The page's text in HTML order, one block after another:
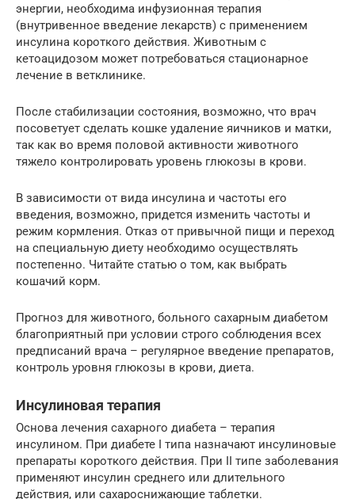
энергии, необходима инфузионная терапия
(внутривенное введение лекарств) с применением
инсулина короткого действия. Животным с
кетоацидозом может потребоваться стационарное
лечение в ветклинике.
После стабилизации состояния, возможно, что врач
посоветует сделать кошке удаление яичников и матки,
так как во время половой активности животного
тяжело контролировать уровень глюкозы в крови.
В зависимости от вида инсулина и частоты его
введения, возможно, придется изменить частоты и
режим кормления. Отказ от привычной пищи и переход
на специальную диету необходимо осуществлять
постепенно. Читайте статью о том, как выбрать
кошачий корм.
Прогноз для животного, больного сахарным диабетом
благоприятный при условии строго соблюдения всех
предписаний врача – регулярное введение препаратов,
контроль уровня глюкозы в крови, диета.
Инсулиновая терапия
Основа лечения сахарного диабета – терапия
инсулином. При диабете I типа назначают инсулиновые
препараты короткого действия. При II типе заболевания
применяют инсулин среднего или длительного
действия, или сахароснижающие таблетки.